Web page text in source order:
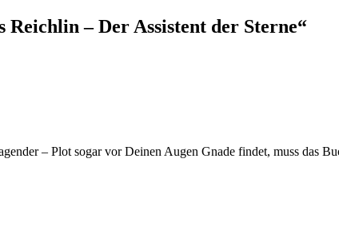
– Der Assistent der Sterne“
– Plot sogar vor Deinen Augen Gnade findet, muss das